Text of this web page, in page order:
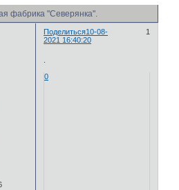
фабрика "Северянка".
Поделиться 1
10-08-
2021 16:40:20
0